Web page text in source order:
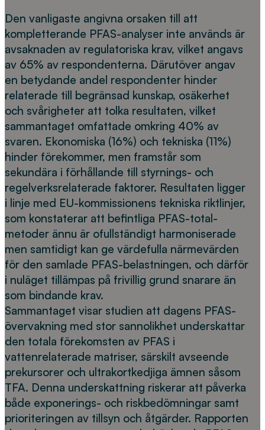
Den vanligaste angivna orsaken till att
kompletterande PFAS-analyser inte används är
avsaknaden av regulatoriska krav, vilket angavs
av 65% av respondenterna. Därutöver angav
en betydande andel respondenter hinder
relaterade till begränsad kunskap, osäkerhet
och svårigheter att tolka resultaten, vilket
sammantaget omfattade omkring 40% av
svaren. Ekonomiska (16%) och tekniska (11%)
hinder förekommer, men framstår som
sekundära i förhållande till styrnings- och
regelverksrelaterade faktorer. Resultaten ligger
i linje med EU-kommissionens tekniska riktlinjer,
som konstaterar att befintliga PFAS-total-
metoder ännu är ofullständigt harmoniserade
men samtidigt kan ge värdefulla närmevärden
för den samlade PFAS-belastningen, och därför
i nuläget tillämpas på frivillig grund snarare än
som bindande krav.
Sammantaget visar studien att dagens PFAS-
övervakning med stor sannolikhet underskattar
den totala förekomsten av PFAS i
vattenrelaterade matriser, särskilt avseende
prekursorer och ultrakortkedjiga ämnen såsom
TFA. Denna underskattning riskerar att påverka
både exponerings- och riskbedömningar samt
prioriteringen av tillsyn och åtgärder. Rapporten